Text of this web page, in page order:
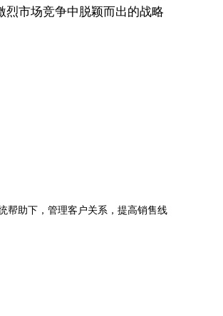
市场竞争中脱颖而出的战略
帮助下，管理客户关系，提高销售线